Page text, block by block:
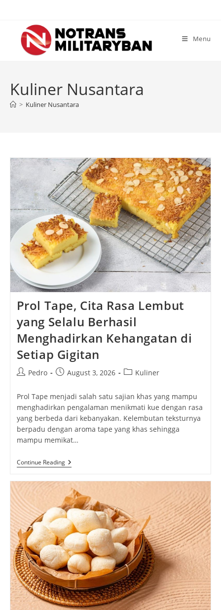
content
Menu
Kuliner Nusantara
> Kuliner Nusantara
Prol Tape, Cita Rasa Lembut
yang Selalu Berhasil
Menghadirkan Kehangatan di
Setiap Gigitan
PostPedro
PostAugust 3, 2026
PostKuliner
Prol Tape menjadi salah satu sajian khas yang mampu
menghadirkan pengalaman menikmati kue dengan rasa
yang berbeda dari kebanyakan. Kelembutan teksturnya
berpadu dengan aroma tape yang khas sehingga
mampu memikat…
Continue ReadingProl
Tape,
Rasa
Lembut
Yang
Selalu
Berhasil
Menghadirkan
Kehangatan
Di
Setiap
Gigitan